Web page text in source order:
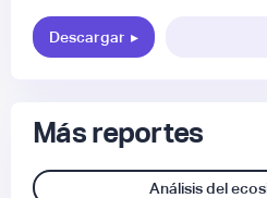
Descargar ▸
Más reportes
Análisis del